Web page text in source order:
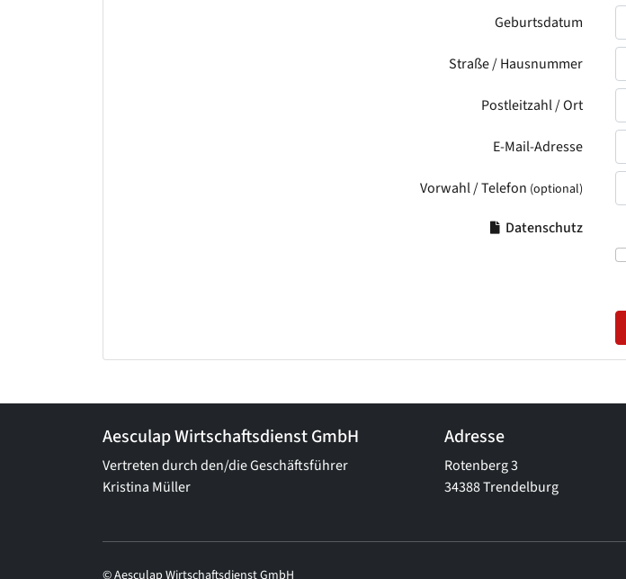
Geburtsdatum
Straße / Hausnummer
Postleitzahl / Ort
E-Mail-Adresse
Vorwahl / Telefon (optional)
Datenschutz
Aesculap Wirtschaftsdienst GmbH
Vertreten durch den/die Geschäftsführer
Kristina Müller
Adresse
Rotenberg 3
34388 Trendelburg